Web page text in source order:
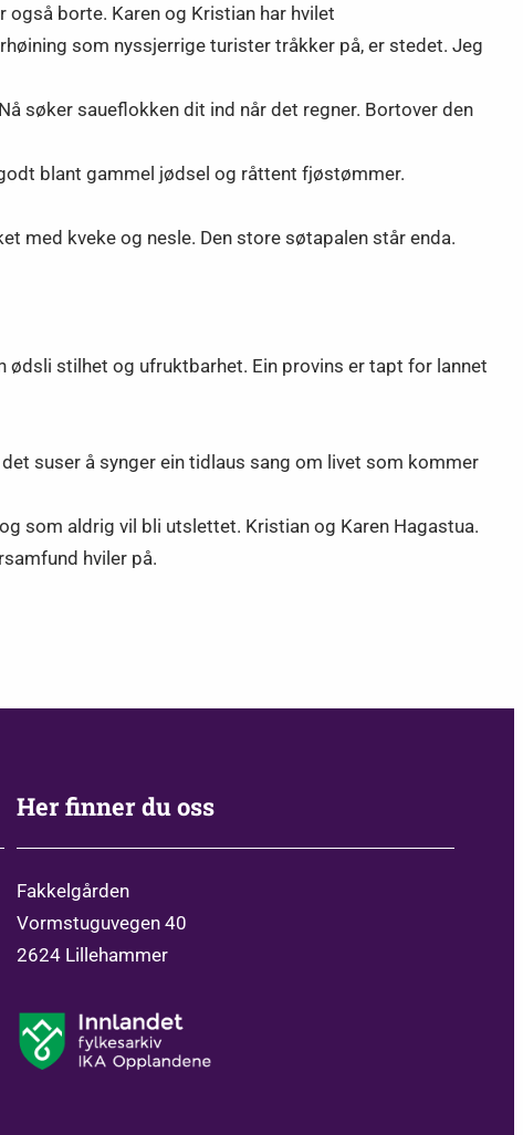
også borte. Karen og Kristian har hvilet
som nyssjerrige turister tråkker på, er stedet. Jeg
søker saueflokken dit ind når det regner. Bortover den
blant gammel jødsel og råttent fjøstømmer.
med kveke og nesle. Den store søtapalen står enda.
ødsli stilhet og ufruktbarhet. Ein provins er tapt for lannet
suser å synger ein tidlaus sang om livet som kommer
som aldrig vil bli utslettet. Kristian og Karen Hagastua.
hviler på.
Her finner du oss
Fakkelgården
Vormstuguvegen 40
2624 Lillehammer